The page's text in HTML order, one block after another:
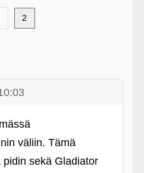
2
väliin. Tämä
sekä Gladiator